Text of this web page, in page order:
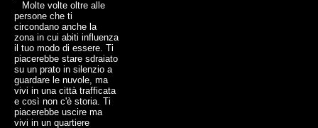
Molte volte oltre alle
persone che ti
circondano anche la
zona in cui abiti influenza
il tuo modo di essere. Ti
piacerebbe stare sdraiato
su un prato in silenzio a
guardare le nuvole, ma
vivi in una città trafficata
e così non c'è storia. Ti
piacerebbe uscire ma
vivi in un quartiere